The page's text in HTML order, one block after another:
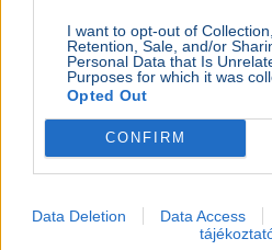
I want to opt-out of
Retention, Sale, and/or
Personal Data that Is
Purposes for which it was
Opted Out
CONFIRM
Data Deletion Data Access
Rendőrség Pósfai Gábor
Pósfai Gábor belügyminiszter
rendőr jelezte, hogy
átalakítják.Bővebben...
Magyarország